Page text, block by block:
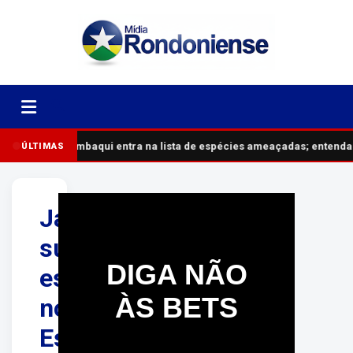
ÚLTIMASTambaqui entra na lista de espécies ameaçadas;
Jacaré
surpreende
esportistas
no
Espaço
DIGA NÃO
ÀS BETS